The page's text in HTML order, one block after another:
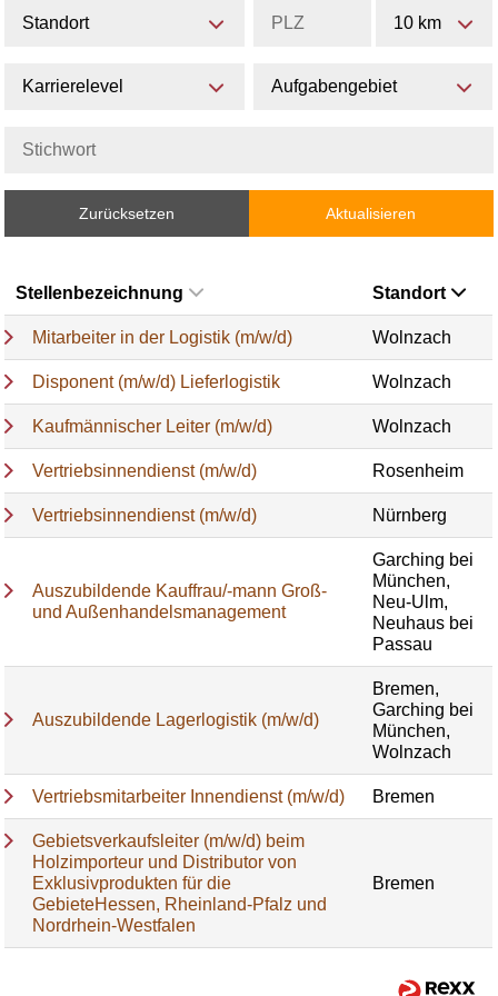
Standort 10 km
Karrierelevel Aufgabengebiet
Zurücksetzen Aktualisieren
Stellenbezeichnung Standort
Mitarbeiter in der Logistik (m/w/d) Wolnzach
Disponent (m/w/d) Lieferlogistik Wolnzach
Kaufmännischer Leiter (m/w/d) Wolnzach
Vertriebsinnendienst (m/w/d) Rosenheim
Vertriebsinnendienst (m/w/d) Nürnberg
Auszubildende Kauffrau/-mann Groß-
und Außenhandelsmanagement
Garching bei
München,
Neu-Ulm,
Neuhaus bei
Passau
Auszubildende Lagerlogistik (m/w/d)
Bremen,
Garching bei
München,
Wolnzach
Vertriebsmitarbeiter Innendienst (m/w/d) Bremen
Gebietsverkaufsleiter (m/w/d) beim
Holzimporteur und Distributor von
Exklusivprodukten für die
GebieteHessen, Rheinland-Pfalz und
Nordrhein-Westfalen
Bremen